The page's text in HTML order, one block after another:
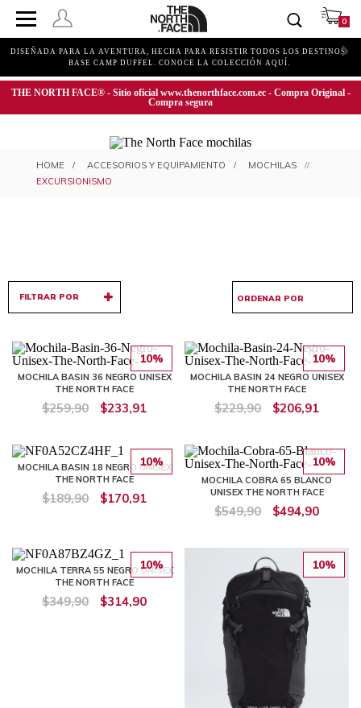
0
DISEÑADA PARA LA AVENTURA, HECHA PARA RESISTIR TODOS LOS DESTINOS.
BASE CAMP DUFFEL. CONOCE LA COLECCIÓN AQUÍ.
THE NORTH FACE® - Sitio oficial www.thenorthface.com.ec - Compra Original -
Compra segura
MOCHILAS PARA EXCURSIONISMO
ACCESORIOS Y EQUIPAMIENTO
MOCHILAS
EXCURSIONISMO
FILTRAR POR
10%
MOCHILA BASIN 36 NEGRO UNISEX
THE NORTH FACE
$259,90 $233,91
10%
MOCHILA BASIN 24 NEGRO UNISEX
THE NORTH FACE
$229,90 $206,91
10%
MOCHILA BASIN 18 NEGRO UNISEX
THE NORTH FACE
$189,90 $170,91
10%
MOCHILA COBRA 65 BLANCO
UNISEX THE NORTH FACE
$549,90 $494,90
10%
MOCHILA TERRA 55 NEGRO UNISEX
THE NORTH FACE
$349,90 $314,90
10%